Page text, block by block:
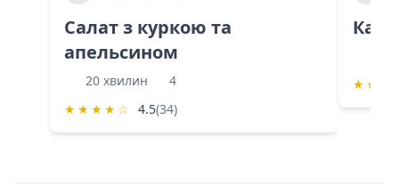
Салат з куркою та
апельсином
20 хвилин
4
★ ★ ★ ★ ☆ 4.5(34)
★ ★